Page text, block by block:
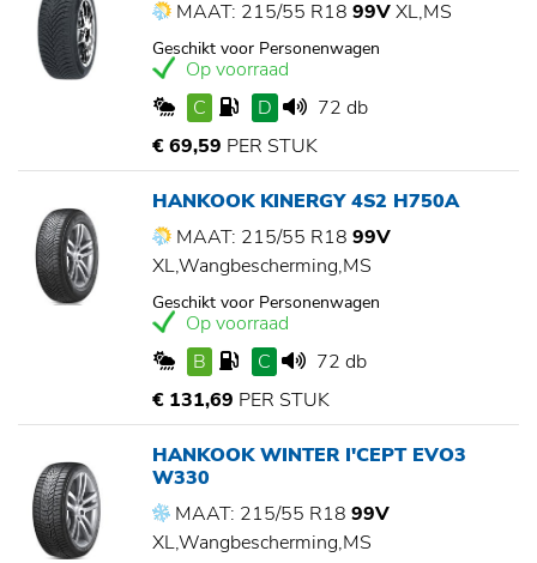
MAAT: 215/55 R18 99VXL,MS
Geschikt voor Personenwagen
Op voorraad
C
D
72 db
€ 69,59 PER STUK
HANKOOK KINERGY 4S2 H750A
MAAT: 215/55 R18 99V
XL,Wangbescherming,MS
Geschikt voor Personenwagen
Op voorraad
B
C
72 db
€ 131,69 PER STUK
HANKOOK WINTER I'CEPT EVO3
W330
MAAT: 215/55 R18 99V
XL,Wangbescherming,MS